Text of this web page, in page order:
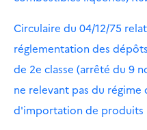
Circulaire du 04/12/75
réglementation des
de 2e classe (arrêté du 9
ne relevant pas du régime
d'importation de produits